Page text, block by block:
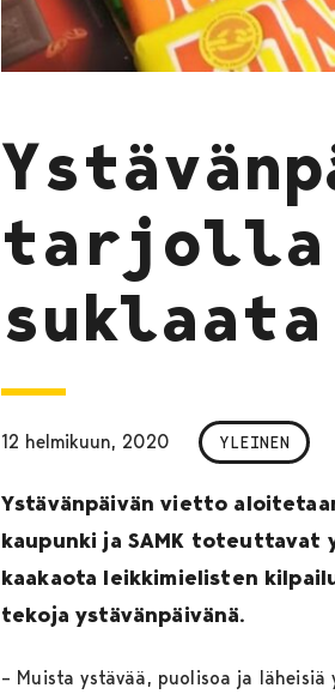
tarjolla
12 helmikuun, 2020 YLEINEN
Ystävänpäivän vietto
kaupunki ja SAMK toteuttavat
kaakaota leikkimielisten
tekoja ystävänpäivänä.
– Muista ystävää, puolisoa ja